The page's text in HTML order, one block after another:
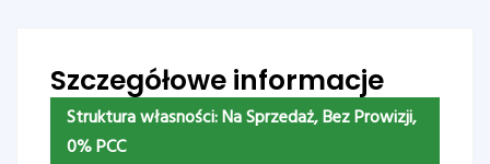
Szczegółowe informacje
Struktura własności:Na Sprzedaż, Bez Prowizji,
0% PCC